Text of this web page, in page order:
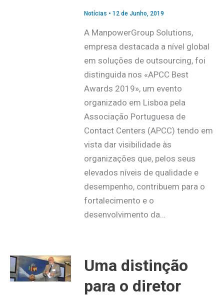
Notícias • 12 de Junho, 2019
A ManpowerGroup Solutions,
empresa destacada a nível global
em soluções de outsourcing, foi
distinguida nos «APCC Best
Awards 2019», um evento
organizado em Lisboa pela
Associação Portuguesa de
Contact Centers (APCC) tendo em
vista dar visibilidade às
organizações que, pelos seus
elevados níveis de qualidade e
desempenho, contribuem para o
fortalecimento e o
desenvolvimento da…
Uma distinção
para o diretor